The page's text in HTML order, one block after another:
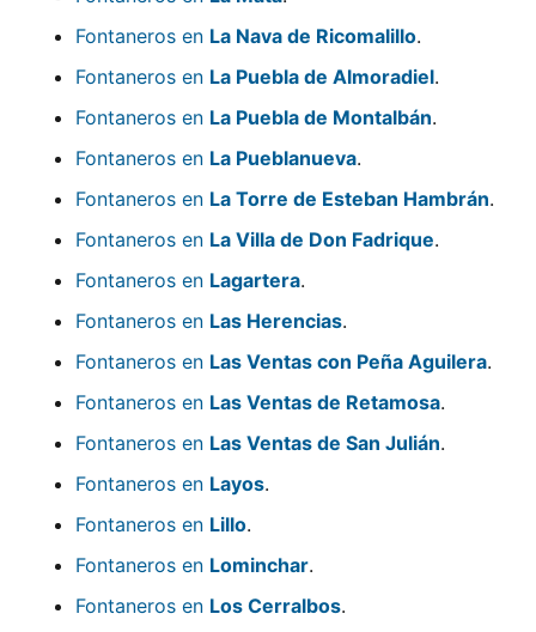
Fontaneros en La Nava de Ricomalillo.
Fontaneros en La Puebla de Almoradiel.
Fontaneros en La Puebla de Montalbán.
Fontaneros en La Pueblanueva.
Fontaneros en La Torre de Esteban Hambrán.
Fontaneros en La Villa de Don Fadrique.
Fontaneros en Lagartera.
Fontaneros en Las Herencias.
Fontaneros en Las Ventas con Peña Aguilera.
Fontaneros en Las Ventas de Retamosa.
Fontaneros en Las Ventas de San Julián.
Fontaneros en Layos.
Fontaneros en Lillo.
Fontaneros en Lominchar.
Fontaneros en Los Cerralbos.